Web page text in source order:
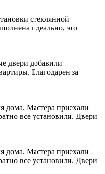
стеклянной
идеально, это
двери добавили
Благодарен за
дома. Мастера приехали
все установили. Двери
дома. Мастера приехали
все установили. Двери